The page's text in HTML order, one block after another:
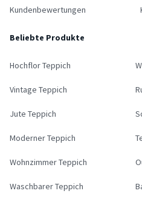
Kundenbewertungen
Beliebte Produkte
Hochflor Teppich
Vintage Teppich
Jute Teppich
Moderner Teppich
Wohnzimmer Teppich
Waschbarer Teppich